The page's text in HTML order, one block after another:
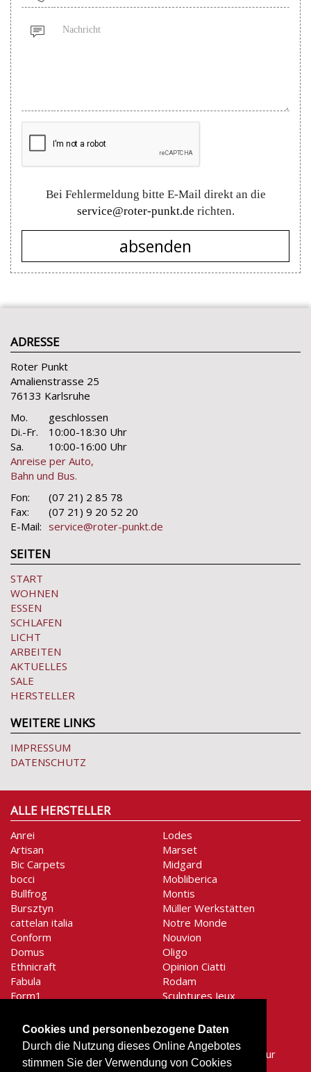
Cookies und personenbezogene Daten
Durch die Nutzung dieses Online Angebotes
stimmen Sie der Verwendung von Cookies
*
Bei Fehlermeldung bitte E-Mail direkt an die
service@roter-punkt.de richten.
absenden
ADRESSE
Roter Punkt
Amalienstrasse 25
76133 Karlsruhe
Mo.
geschlossen
Di.-Fr.
10:00-18:30 Uhr
Sa.
10:00-16:00 Uhr
Anreise per Auto,
Bahn und Bus.
Fon:
(07 21) 2 85 78
Fax:
(07 21) 9 20 52 20
E-Mail: service@roter-punkt.de
SEITEN
START
WOHNEN
ESSEN
SCHLAFEN
LICHT
ARBEITEN
AKTUELLES
SALE
HERSTELLER
WEITERE LINKS
IMPRESSUM
DATENSCHUTZ
ALLE HERSTELLER
Anrei
Artisan
Bic Carpets
bocci
Bullfrog
Bursztyn
cattelan italia
Conform
Domus
Ethnicraft
Fabula
Form1
graypants
Holtkötter
Houe
Hüsler Nest
Lodes
Marset
Midgard
Mobliberica
Montis
Müller Werkstätten
Notre Monde
Nouvion
Oligo
Opinion Ciatti
Rodam
Sculptures Jeux
Shogazi
Signet
SiRA Moebelmanufaktur
Stilnovo